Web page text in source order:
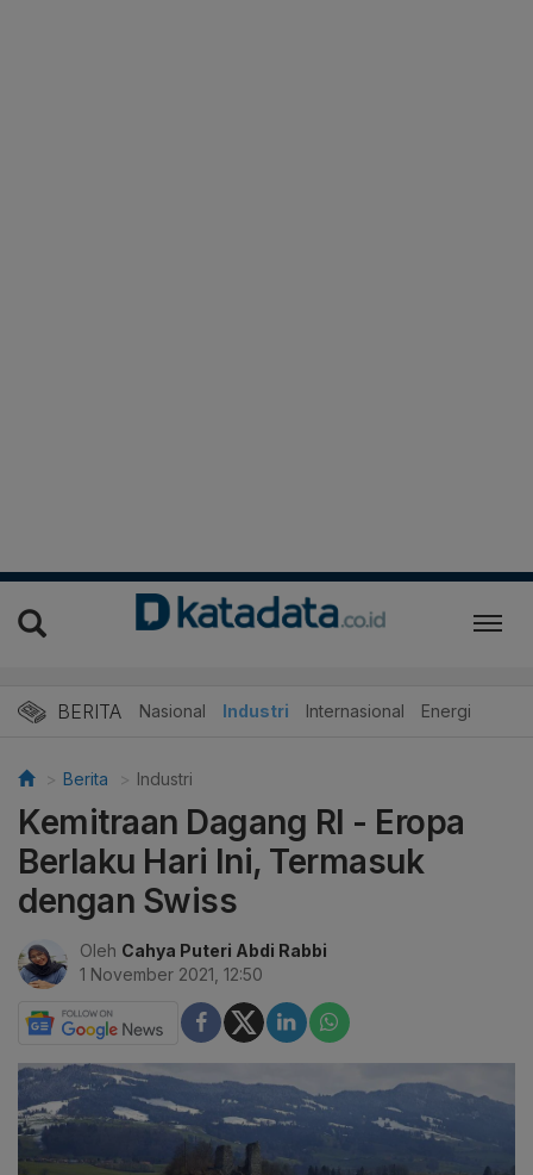
BERITA Nasional Industri Internasional Energi
Berita Industri
Kemitraan Dagang RI - Eropa
Berlaku Hari Ini, Termasuk
dengan Swiss
Oleh Cahya Puteri Abdi Rabbi
1 November 2021, 12:50